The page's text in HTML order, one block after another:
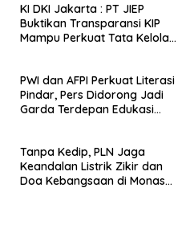
KI DKI Jakarta : PT JIEP
Buktikan Transparansi KIP
Mampu Perkuat Tata Kelola
PWI dan AFPI Perkuat Literasi
Pindar, Pers Didorong Jadi
Garda Terdepan Edukasi
Tanpa Kedip, PLN Jaga
Keandalan Listrik Zikir dan
Doa Kebangsaan di Monas